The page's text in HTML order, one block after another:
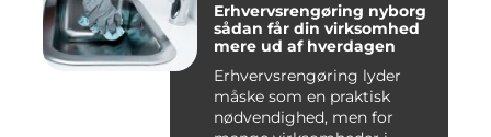
Erhvervsrengøring nyborg
sådan får din virksomhed
mere ud af hverdagen
Erhvervsrengøring lyder
måske som en praktisk
nødvendighed, men for